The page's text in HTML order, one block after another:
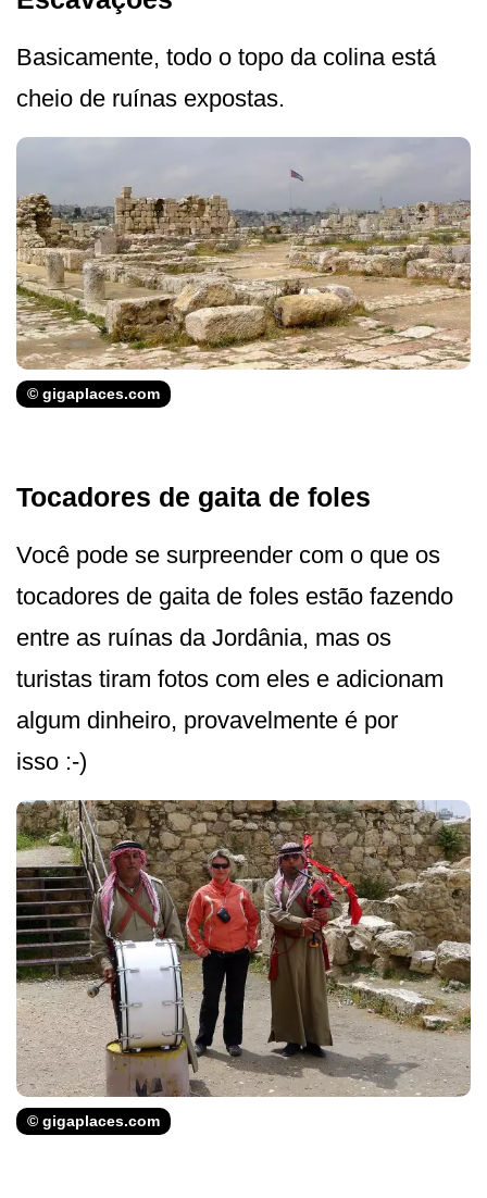
Basicamente, todo o topo da colina está
cheio de ruínas expostas.
© gigaplaces.com
Tocadores de gaita de foles
Você pode se surpreender com o que os
tocadores de gaita de foles estão fazendo
entre as ruínas da Jordânia, mas os
turistas tiram fotos com eles e adicionam
algum dinheiro, provavelmente é por
isso :-)
© gigaplaces.com